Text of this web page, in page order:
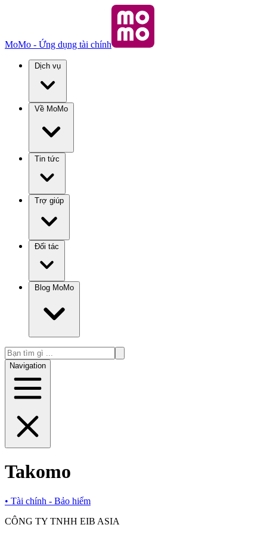
MoMo - Ứng dụng tài chính
Dịch vụ
Về MoMo
Tin tức
Trợ giúp
Đối tác
Blog MoMo
Navigation
Takomo
• Tài chính - Bảo hiểm
CÔNG TY TNHH EIB ASIA